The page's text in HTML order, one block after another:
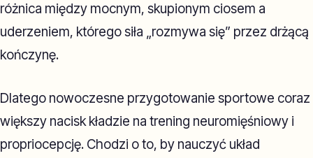
różnica między mocnym, skupionym ciosem a
uderzeniem, którego siła „rozmywa się” przez drżącą
kończynę.
Dlatego nowoczesne przygotowanie sportowe coraz
większy nacisk kładzie na trening neuromięśniowy i
propriocepcję. Chodzi o to, by nauczyć układ